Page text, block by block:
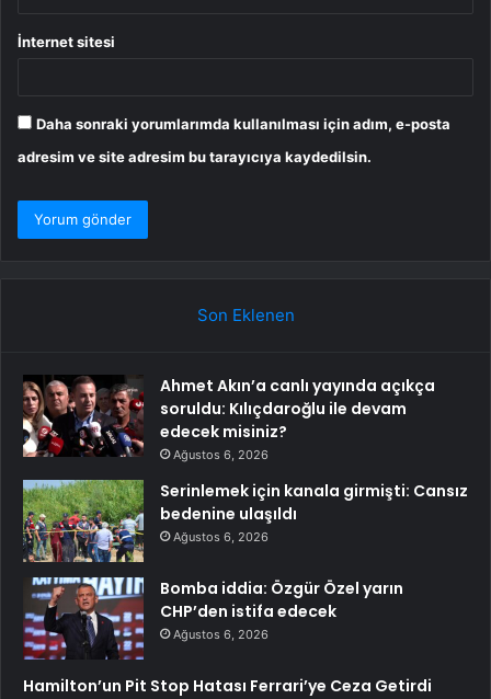
İnternet sitesi
Daha sonraki yorumlarımda kullanılması için adım, e-posta
adresim ve site adresim bu tarayıcıya kaydedilsin.
Son Eklenen
Ahmet Akın’a canlı yayında açıkça
soruldu: Kılıçdaroğlu ile devam
edecek misiniz?
Ağustos 6, 2026
Serinlemek için kanala girmişti: Cansız
bedenine ulaşıldı
Ağustos 6, 2026
Bomba iddia: Özgür Özel yarın
CHP’den istifa edecek
Ağustos 6, 2026
Hamilton’un Pit Stop Hatası Ferrari’ye Ceza Getirdi